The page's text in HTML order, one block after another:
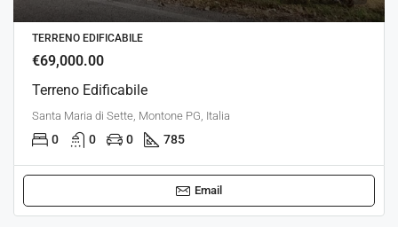
TERRENO EDIFICABILE
€69,000.00
Terreno Edificabile
Santa Maria di Sette, Montone PG, Italia
0 0 0 785
Email